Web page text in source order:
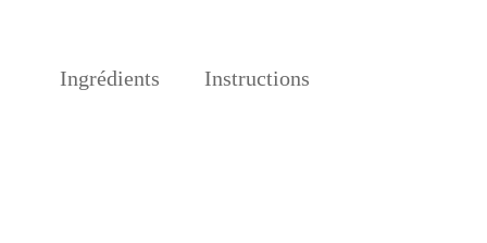
Ingrédients Instructions